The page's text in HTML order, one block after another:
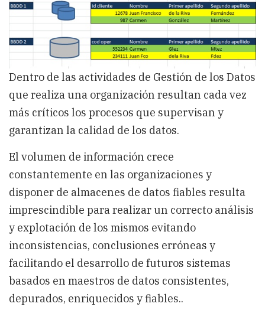
la
importancia
que
se
merecen
a
los
de
Calidad
de
Datos?
Dentro de las actividades de Gestión de los Datos
que realiza una organización resultan cada vez
más críticos los procesos que supervisan y
garantizan la calidad de los datos.
El volumen de información crece
constantemente en las organizaciones y
disponer de almacenes de datos fiables resulta
imprescindible para realizar un correcto análisis
y explotación de los mismos evitando
inconsistencias, conclusiones erróneas y
facilitando el desarrollo de futuros sistemas
basados en maestros de datos consistentes,
depurados, enriquecidos y fiables..